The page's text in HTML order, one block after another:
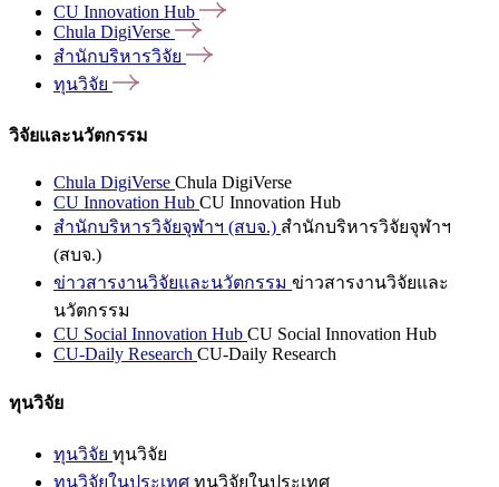
CU Innovation Hub
Chula DigiVerse
สำนักบริหารวิจัย
ทุนวิจัย
วิจัยและนวัตกรรม
Chula DigiVerse Chula DigiVerse
CU Innovation Hub CU Innovation Hub
สำนักบริหารวิจัยจุฬาฯ (สบจ.) สำนักบริหารวิจัยจุฬาฯ
(สบจ.)
ข่าวสารงานวิจัยและนวัตกรรม ข่าวสารงานวิจัยและ
นวัตกรรม
CU Social Innovation Hub CU Social Innovation Hub
CU-Daily Research CU-Daily Research
ทุนวิจัย
ทุนวิจัย ทุนวิจัย
ทุนวิจัยในประเทศ ทุนวิจัยในประเทศ